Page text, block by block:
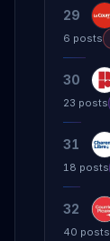
29
6 posts
30
23 posts
31
18 posts
32
40 posts